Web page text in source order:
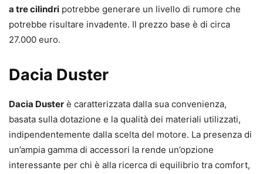
a tre cilindri potrebbe generare un livello di rumore che
potrebbe risultare invadente. Il prezzo base è di circa
27.000 euro.
Dacia Duster
Dacia Duster è caratterizzata dalla sua convenienza,
basata sulla dotazione e la qualità dei materiali utilizzati,
indipendentemente dalla scelta del motore. La presenza di
un’ampia gamma di accessori la rende un’opzione
interessante per chi è alla ricerca di equilibrio tra comfort,